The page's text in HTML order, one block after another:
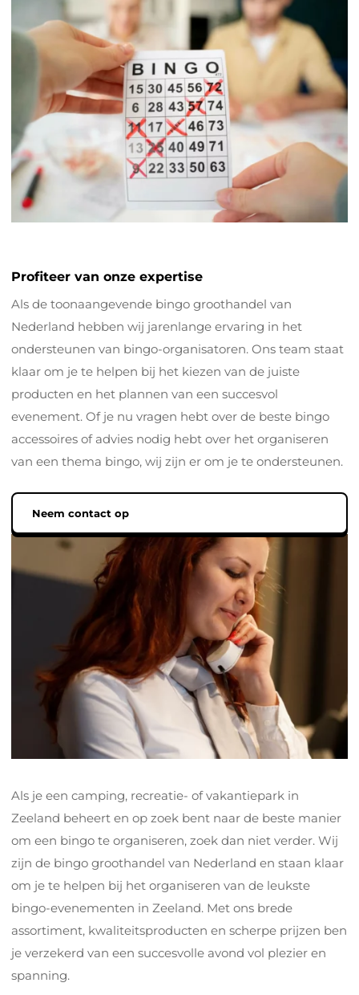
Profiteer van onze expertise
Als de toonaangevende bingo groothandel van
Nederland hebben wij jarenlange ervaring in het
ondersteunen van bingo-organisatoren. Ons team staat
klaar om je te helpen bij het kiezen van de juiste
producten en het plannen van een succesvol
evenement. Of je nu vragen hebt over de beste bingo
accessoires of advies nodig hebt over het organiseren
van een thema bingo, wij zijn er om je te ondersteunen.
Neem contact op
Als je een camping, recreatie- of vakantiepark in
Zeeland beheert en op zoek bent naar de beste manier
om een bingo te organiseren, zoek dan niet verder. Wij
zijn de bingo groothandel van Nederland en staan klaar
om je te helpen bij het organiseren van de leukste
bingo-evenementen in Zeeland. Met ons brede
assortiment, kwaliteitsproducten en scherpe prijzen ben
je verzekerd van een succesvolle avond vol plezier en
spanning.